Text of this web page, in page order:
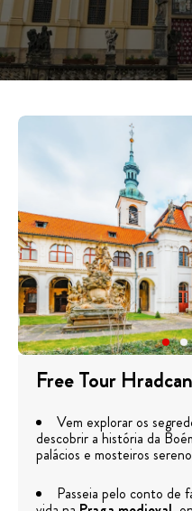
Free Tour
Vem explorar os
descobrir a história da
palácios e mosteiros
Passeia pelo conto de